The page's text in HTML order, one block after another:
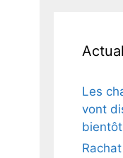
Les
vont